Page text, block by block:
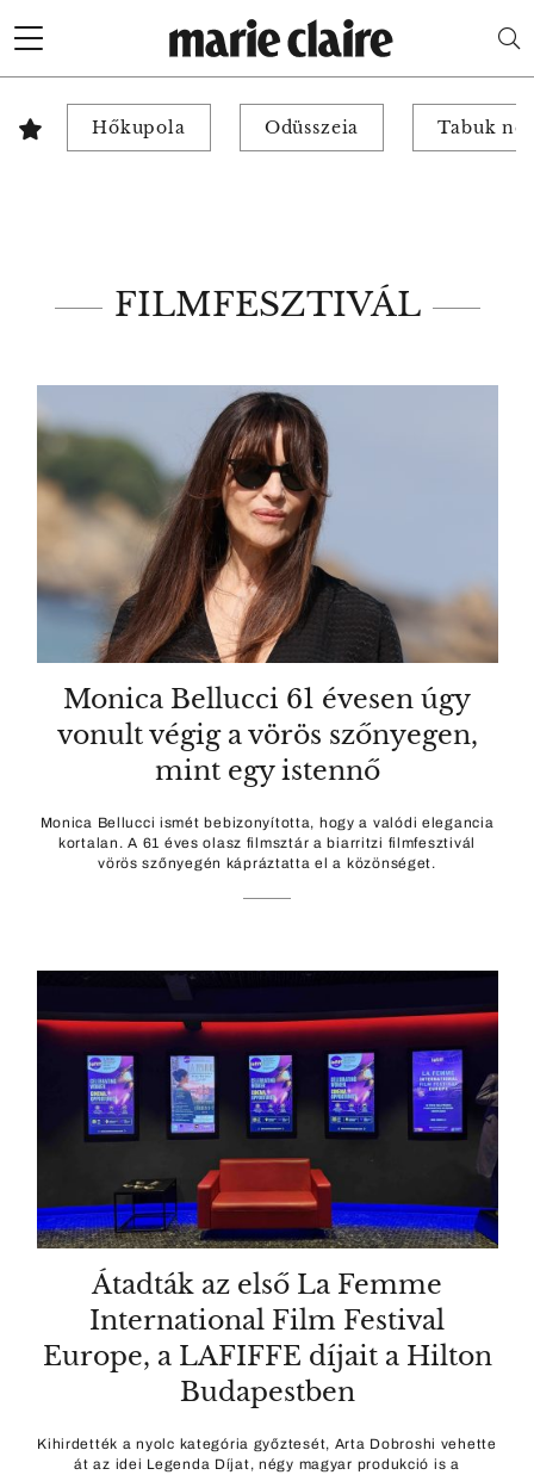
Hőkupola Odüsszeia Tabuk
FILMFESZTIVÁL
Monica Bellucci 61 évesen úgy
vonult végig a vörös szőnyegen,
mint egy istennő
Monica Bellucci ismét bebizonyította, hogy a valódi elegancia
kortalan. A 61 éves olasz filmsztár a biarritzi filmfesztivál
vörös szőnyegén kápráztatta el a közönséget.
Átadták az első La Femme
International Film Festival
Europe, a LAFIFFE díjait a Hilton
Budapestben
Kihirdették a nyolc kategória győztesét, Arta Dobroshi vehette
át az idei Legenda Díjat, négy magyar produkció is a